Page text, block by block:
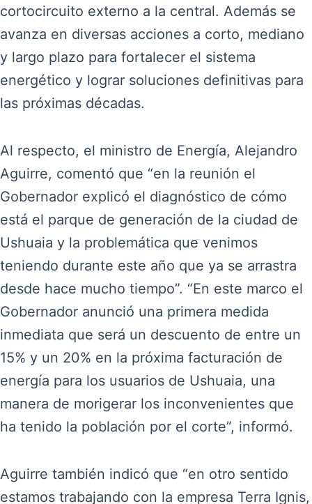
cortocircuito externo a la central. Además se
avanza en diversas acciones a corto, mediano
y largo plazo para fortalecer el sistema
energético y lograr soluciones definitivas para
las próximas décadas.
Al respecto, el ministro de Energía, Alejandro
Aguirre, comentó que “en la reunión el
Gobernador explicó el diagnóstico de cómo
está el parque de generación de la ciudad de
Ushuaia y la problemática que venimos
teniendo durante este año que ya se arrastra
desde hace mucho tiempo”. “En este marco el
Gobernador anunció una primera medida
inmediata que será un descuento de entre un
15% y un 20% en la próxima facturación de
energía para los usuarios de Ushuaia, una
manera de morigerar los inconvenientes que
ha tenido la población por el corte”, informó.
Aguirre también indicó que “en otro sentido
estamos trabajando con la empresa Terra Ignis,